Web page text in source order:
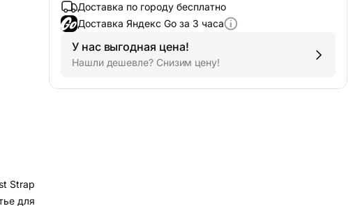
Strap
для
Доставка по городу бесплатно
Доставка Яндекс Go за 3 часа
У нас выгодная цена!
Нашли дешевле? Снизим цену!